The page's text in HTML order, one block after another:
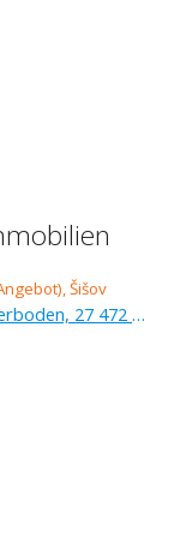
Verkauf (Angebot), ackerboden, 27 472 m